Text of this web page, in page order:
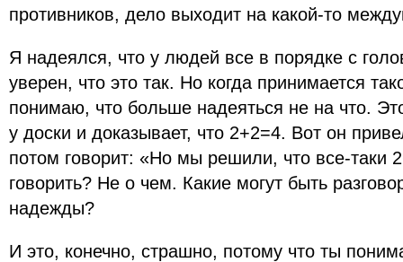
противников, дело выходит на какой-то
Я надеялся, что у людей все в порядке с
уверен, что это так. Но когда принимается
понимаю, что больше надеяться не на что.
у доски и доказывает, что 2+2=4. Вот он
потом говорит: «Но мы решили, что все-таки
говорить? Не о чем. Какие могут быть
надежды?
И это, конечно, страшно, потому что ты